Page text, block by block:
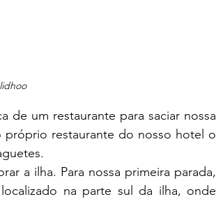
restaurante do nosso hotel o
na parte sul da ilha, onde